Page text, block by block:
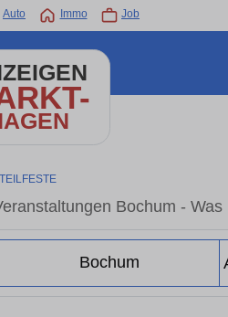
Auto Immo Job
Bochum -